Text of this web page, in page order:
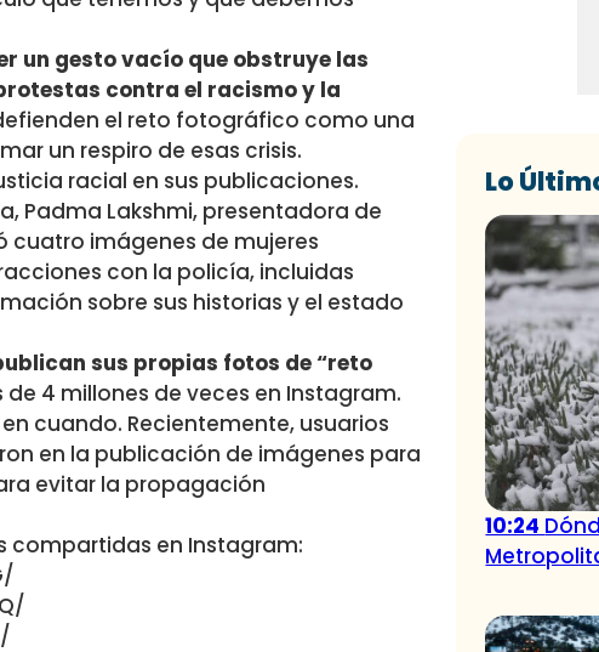
un gesto vacío que obstruye las
contra el racismo y la
el reto fotográfico como una
un respiro de esas crisis.
racial en sus publicaciones.
Padma Lakshmi, presentadora de
cuatro imágenes de mujeres
con la policía, incluidas
sobre sus historias y el estado
sus propias fotos de “reto
4 millones de veces en Instagram.
cuando. Recientemente, usuarios
en la publicación de imágenes para
evitar la propagación
compartidas en Instagram:
Lo
10:24